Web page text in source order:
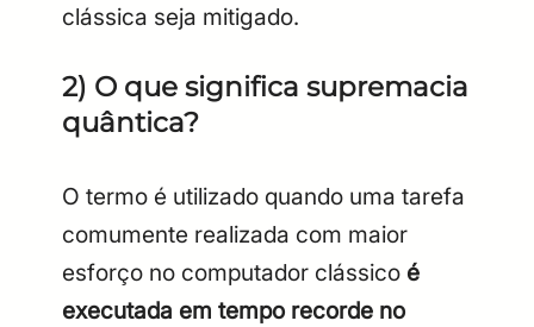
clássica seja mitigado.
2) O que significa supremacia
quântica?
O termo é utilizado quando uma tarefa
comumente realizada com maior
esforço no computador clássico é
executada em tempo recorde no